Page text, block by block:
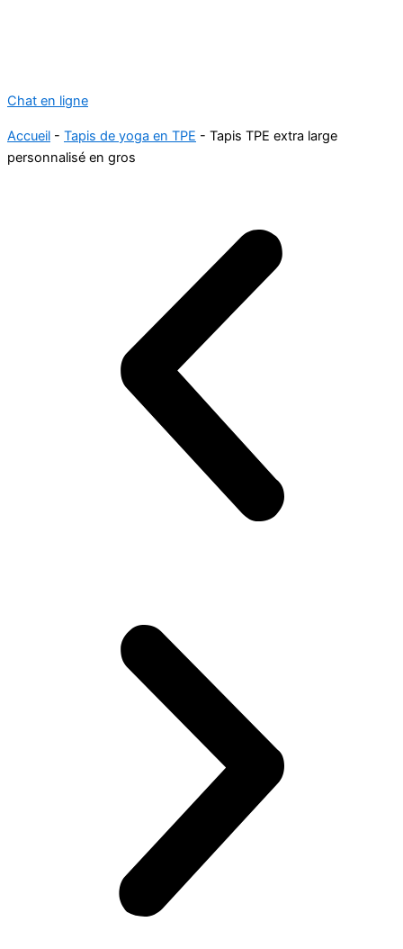
Chat en ligne
Accueil - Tapis de yoga en TPE - Tapis TPE extra large
personnalisé en gros